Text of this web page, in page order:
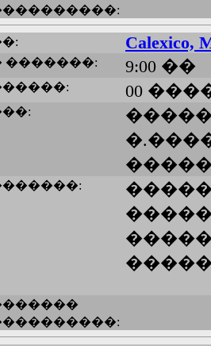
Calexico,
�������: 9:00 ��
00